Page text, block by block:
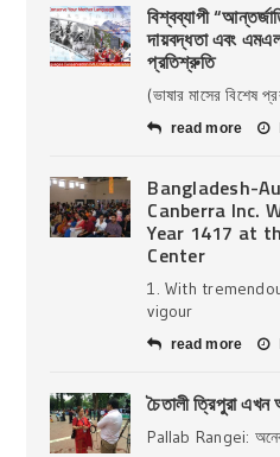
বিশ্বব্যাপী
দায়বদ্ধতা এবং
প্রতিশ্রুতি
(ভাষার মাসের বিশেষ
read more
Bangladesh-
Canberra Inc.
Year 1417 at
Center
1. With
vigour
read more
চৈতালী ত্রিপুরা এখন
Pallab Rangei: